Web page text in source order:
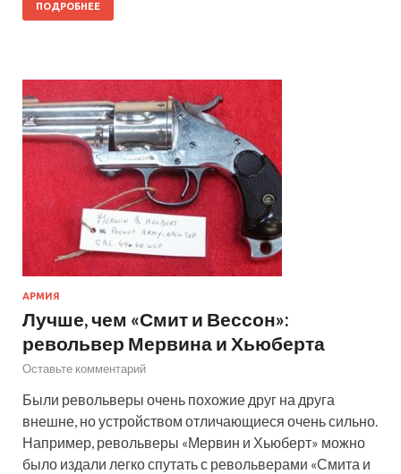
ПОДРОБНЕЕ
АРМИЯ
Лучше, чем «Смит и Вессон»:
револьвер Мервина и Хьюберта
Оставьте комментарий
Были револьверы очень похожие друг на друга
внешне, но устройством отличающиеся очень сильно.
Например, револьверы «Мервин и Хьюберт» можно
было издали легко спутать с револьверами «Смита и